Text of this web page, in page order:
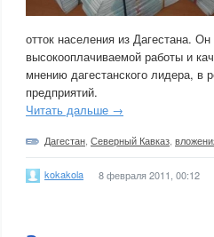
отток населения из Дагестана.
высокооплачиваемой работы и
мнению дагестанского лидера, в
предприятий.
Читать дальше →
Дагестан Северный Кавказ
kokakola 8 февраля 2011, 00:12